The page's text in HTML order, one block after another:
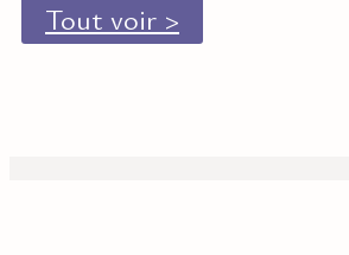
Tout voir >